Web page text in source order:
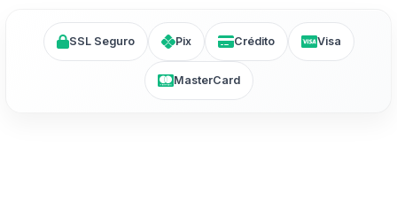
SSL Seguro Pix Crédito Visa
MasterCard